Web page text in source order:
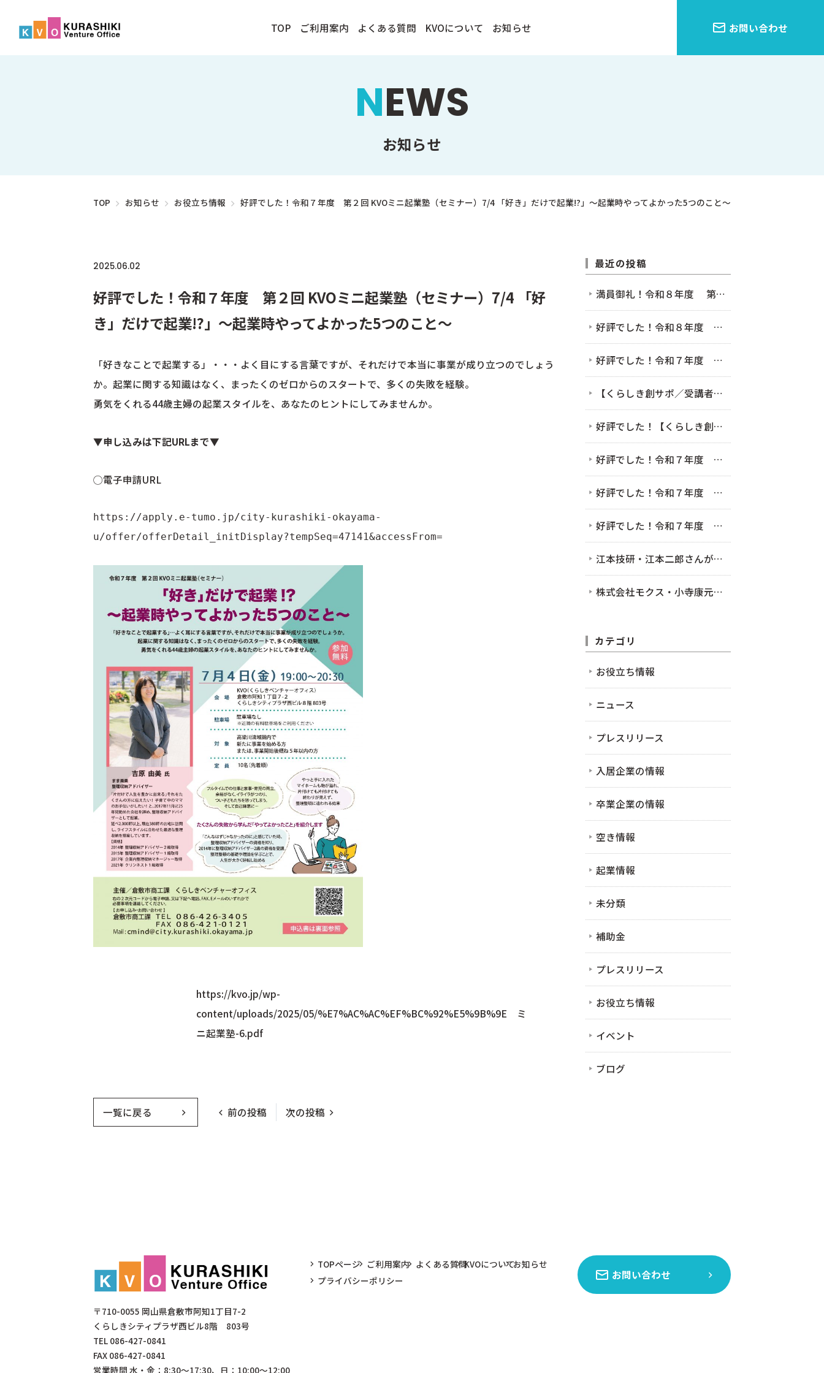
TOP ご利用案内 よくある質問 KVOについて お知らせ お問い合わせ
NEWS
お知らせ
TOP お知らせ お役立ち情報 好評でした！令和７年度 第２回 KVOミニ起業塾（セミナー）7/4 「好き」だけで起業!?」〜起業時やってよかった5つのこと〜
2025.06.02
好評でした！令和７年度 第２回 KVOミニ起業塾（セミナー）7/4 「好
き」だけで起業!?」〜起業時やってよかった5つのこと〜
「好きなことで起業する」・・・よく目にする言葉ですが、それだけで本当に事業が成り立つのでしょう
か。起業に関する知識はなく、まったくのゼロからのスタートで、多くの失敗を経験。
勇気をくれる44歳主婦の起業スタイルを、あなたのヒントにしてみませんか。
▼申し込みは下記URLまで▼
◯電子申請URL
https://apply.e-tumo.jp/city-kurashiki-okayama-
u/offer/offerDetail_initDisplay?tempSeq=47141&accessFrom=
https://kvo.jp/wp-
content/uploads/2025/05/%E7%AC%AC%EF%BC%92%E5%9B%9E ミ
ニ起業塾-6.pdf
前の投稿 次の投稿
一覧に戻る
最近の投稿
満員御礼！令和８年度 第１回 女性のための起業家セミナー（女性起業家セミナー＆交流会）（7/28）
好評でした！令和８年度 第１回 KVOミニ起業塾（セミナー）6/12 「発信」だけで終わらせない 起業家のためのSNS・LINE活用術 〜フォロワー数より大切な集客の鉄則〜
好評でした！令和７年度 第４回 KVOミニ起業塾（セミナー）11/7 まだ間に合う！AIとクラウド会計を使った確定申告のための超かんたん帳簿作り
【くらしき創サポ／受講者募集中】2/9接客セミナー＆交流会を開催します！
好評でした！【くらしき創サポ】2/9接客セミナー＆交流会
好評でした！令和７年度 第４回 KVOミニ起業塾（セミナー）11/7 まだ間に合う！AIとクラウド会計を使った確定申告のための超かんたん帳簿作り
好評でした！令和７年度 第３回 KVOミニ起業塾（セミナー）9/5 BEから始まるビジネスモデルセミナー ～好き×社会課題解決編～
好評でした！令和７年度 第２回 KVOミニ起業塾（セミナー）7/4 「好き」だけで起業!?」〜起業時やってよかった5つのこと〜
江本技研・江本二郎さんが入居されました！
株式会社モクス・小寺康元さんが入居されました！
カテゴリ
お役立ち情報
ニュース
プレスリリース
入居企業の情報
卒業企業の情報
空き情報
起業情報
未分類
補助金
プレスリリース
お役立ち情報
イベント
ブログ
〒710-0055 岡山県倉敷市阿知1丁目7-2
くらしきシティプラザ西ビル8階 803号
TEL 086-427-0841
FAX 086-427-0841
営業時間 水・金：8:30～17:30、日：10:00～12:00
TOPページ ご利用案内 よくある質問KVOについてお知らせ
プライバシーポリシー
お問い合わせ